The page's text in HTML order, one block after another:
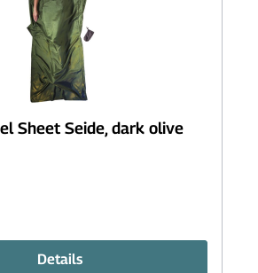
Sheet Seide, dark olive
Details